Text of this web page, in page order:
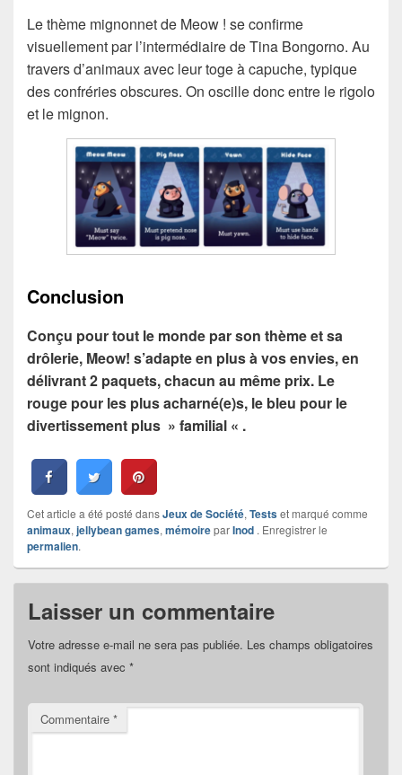
Le thème mignonnet de Meow ! se confirme
visuellement par l’intermédiaire de Tina Bongorno. Au
travers d’animaux avec leur toge à capuche, typique
des confréries obscures. On oscille donc entre le rigolo
et le mignon.
Conclusion
Conçu pour tout le monde par son thème et sa
drôlerie, Meow! s’adapte en plus à vos envies, en
délivrant 2 paquets, chacun au même prix. Le
rouge pour les plus acharné(e)s, le bleu pour le
divertissement plus » familial « .
Cet article a été posté dansJeux de Société, Testset marqué comme
animaux, jellybean games, mémoireparInod . Enregistrer le
permalien.
Laisser un commentaire
Votre adresse e-mail ne sera pas publiée. Les champs obligatoires
sont indiqués avec *
Commentaire *